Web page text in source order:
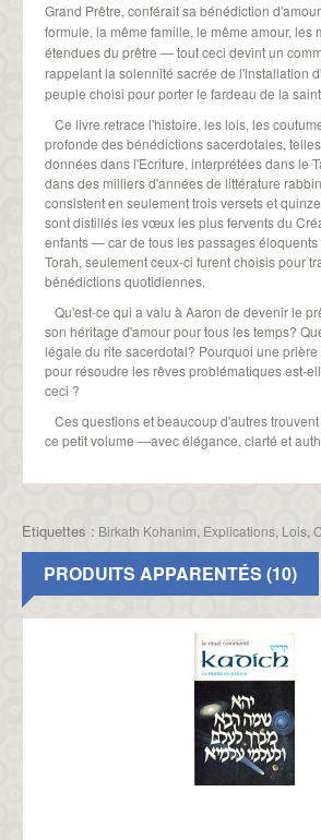
Grand Prêtre, conférait sa bénédiction
formule, la même famille, le même amour, les
étendues du prêtre — tout ceci devint un
rappelant la solennité sacrée de l'installation
peuple choisi pour porter le fardeau de la
Ce livre retrace l'histoire, les lois, les
profonde des bénédictions sacerdotales,
données dans l'Ecriture, interprétées dans le
dans des milliers d'années de littérature
consistent en seulement trois versets et
sont distillés les vœux les plus fervents du
enfants — car de tous les passages éloquents
Torah, seulement ceux-ci furent choisis pour
bénédictions quotidiennes.
Qu'est-ce qui a valu à Aaron de devenir le
son héritage d'amour pour tous les temps?
légale du rite sacerdotal? Pourquoi une
pour résoudre les rêves problématiques est-
ceci ?
Ces questions et beaucoup d'autres
ce petit volume —avec élégance, clarté et
Etiquettes : Birkath Kohanim, Explications, Lois,
PRODUITS APPARENTÉS (10)